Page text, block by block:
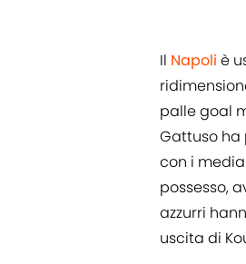
Il Napoli è
palle goal
Gattuso ha
con i
possesso,
azzurri
uscita di